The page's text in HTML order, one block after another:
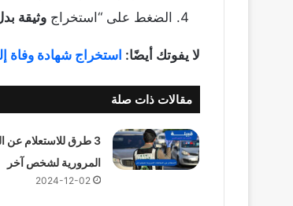
الضغط على “استخراج وثيقة
لا يفوتك أيضًا: استخراج شهادة وفاة
مقالات ذات صلة
3 طرق للاستعلام عن
المرورية لشخص آخر
2024-12-02